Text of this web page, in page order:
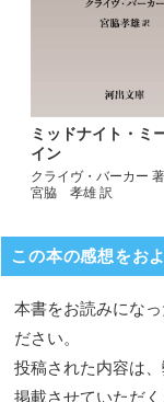
ミッドナイト・ミ
イン
クライヴ・バーカー 著
宮脇 孝雄 訳
この本の感想をお
本書をお読みにな
ださい。
投稿された内容は
掲載させていただく